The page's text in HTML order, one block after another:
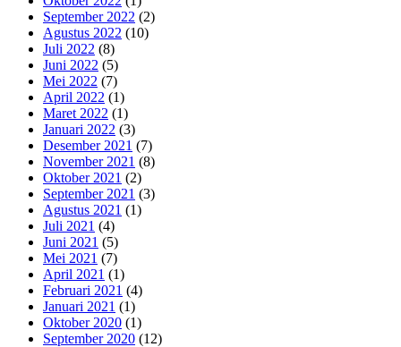
September 2022 (2)
Agustus 2022 (10)
Juli 2022 (8)
Juni 2022 (5)
Mei 2022 (7)
April 2022 (1)
Maret 2022 (1)
Januari 2022 (3)
Desember 2021 (7)
November 2021 (8)
Oktober 2021 (2)
September 2021 (3)
Agustus 2021 (1)
Juli 2021 (4)
Juni 2021 (5)
Mei 2021 (7)
April 2021 (1)
Februari 2021 (4)
Januari 2021 (1)
Oktober 2020 (1)
September 2020 (12)